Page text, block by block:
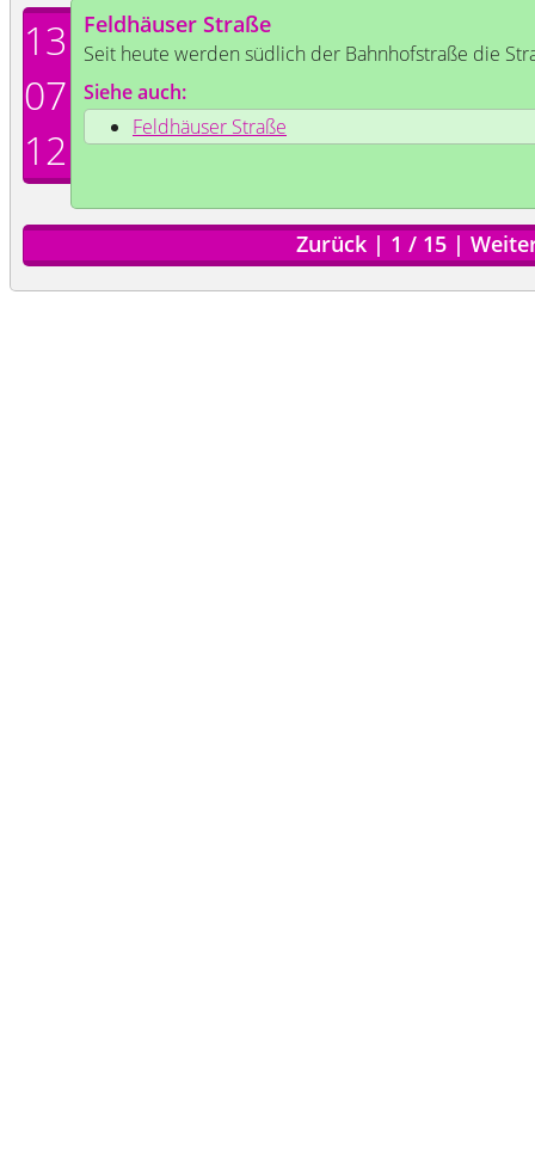
13
07
12
Feldhäuser Straße
Seit heute werden südlich der Bahnhofstraße die
Siehe auch:
Feldhäuser Straße
Zurück | 1 / 15 |